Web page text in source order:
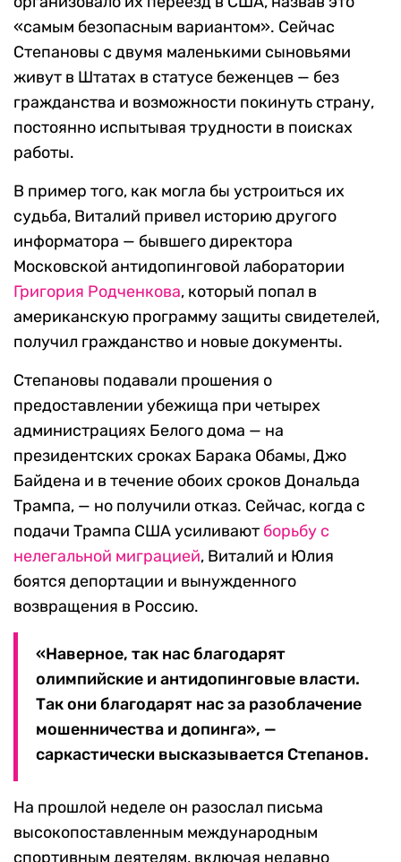
«самым безопасным вариантом». Сейчас
Степановы с двумя маленькими сыновьями
живут в Штатах в статусе беженцев — без
гражданства и возможности покинуть страну,
постоянно испытывая трудности в поисках
работы.
В пример того, как могла бы устроиться их
судьба, Виталий привел историю другого
информатора — бывшего директора
Московской антидопинговой лаборатории
Григория Родченкова, который попал в
американскую программу защиты свидетелей,
получил гражданство и новые документы.
Степановы подавали прошения о
предоставлении убежища при четырех
администрациях Белого дома — на
президентских сроках Барака Обамы, Джо
Байдена и в течение обоих сроков Дональда
Трампа, — но получили отказ. Сейчас, когда с
подачи Трампа США усиливают борьбу с
нелегальной миграцией, Виталий и Юлия
боятся депортации и вынужденного
возвращения в Россию.
«Наверное, так нас благодарят
олимпийские и антидопинговые власти.
Так они благодарят нас за разоблачение
мошенничества и допинга», —
саркастически высказывается Степанов.
На прошлой неделе он разослал письма
высокопоставленным международным
спортивным деятелям, включая недавно